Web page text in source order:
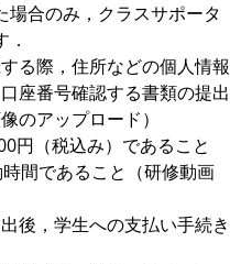
合のみ，クラスサポータ
る際，住所などの個人情報
座番号確認する書類の提出
のアップロード）
円（税込み）であること
間であること（研修動画
後，学生への支払い手続き